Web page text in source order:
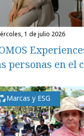
1 de julio 2026
personas en el
Marcas y ESG